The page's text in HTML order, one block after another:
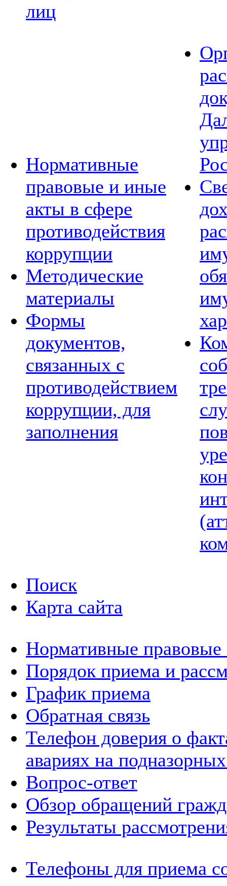
лиц
Нормативные
правовые и иные
акты в сфере
противодействия
коррупции
Методические
материалы
Формы
документов,
связанных с
противодействием
коррупции, для
заполнения
Поиск
Карта сайта
Нормативные правовые
Порядок приема и
График приема
Обратная связь
Телефон доверия о
авариях на
Вопрос-ответ
Обзор обращений
Результаты
Телефоны для приема